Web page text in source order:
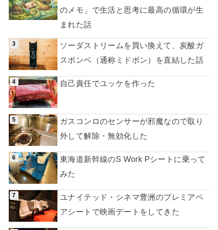
のメモ」で生活と思考に最高の循環が生
まれた話
ソーダストリームを買い換えて、炭酸ガ
スボンベ（通称ミドボン）を直結した話
自己責任でユッケを作った
ガスコンロのセンサーが邪魔なので取り
外して解除・無効化した
東海道新幹線のS Work Pシートに乗って
みた
ユナイテッド・シネマ豊洲のプレミアペ
アシートで映画デートをしてきた